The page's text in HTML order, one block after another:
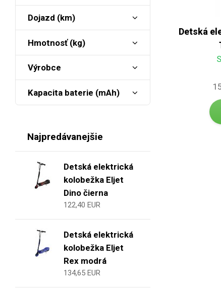
Dojazd (km)
Hmotnosť (kg)
Výrobce
Kapacita baterie (mAh)
Najpredávanejšie
Detská elektrická
kolobežka Eljet
Dino čierna
122,40 EUR
Detská elektrická
kolobežka Eljet
Rex modrá
134,65 EUR
Detská